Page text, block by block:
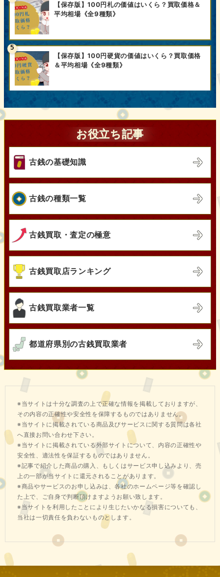
【保存版】100円札の価値はいくら？買取価格＆
平均相場《全9種類》
【保存版】100円硬貨の価値はいくら？買取価格
＆平均相場《全9種類》
お役立ち記事
古銭の基礎知識
古銭の種類一覧
古銭買取・査定の極意
古銭買取店ランキング
古銭買取業者一覧
都道府県別の古銭買取業者
※当サイトは十分な調査の上で正確な情報を掲載しておりますが、
その内容の正確性や安全性を保障するものではありません。
※当サイトに掲載されている商品及びサービスに関する質問は各社
へ直接お問い合わせ下さい。
※当サイトに掲載されている外部サイトについて、内容の正確性や
安全性、適法性を保証するものではありません。
※記事で紹介した商品の購入、もしくはサービス申し込みより、売
上の一部が当サイトに還元されることがあります。
※商品やサービスのお申し込みは、各社のホームページ等を確認し
た上で、ご自身で判断頂けますようお願い致します。
※当サイトを利用したことにより生じたいかなる損害についても、
当社は一切責任を負わないものとします。